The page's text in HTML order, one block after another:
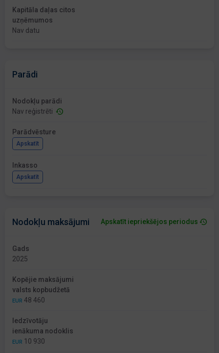
Kapitāla daļas citos
uzņēmumos
Nav datu
Parādi
Nodokļu parādi
Nav reģistrēti
Parādvēsture
Apskatīt
Inkasso
Apskatīt
Nodokļu maksājumi Apskatīt iepriekšējos periodus
Gads
2025
Kopējie maksājumi
valsts kopbudžetā
EUR 48 460
Iedzīvotāju
ienākuma nodoklis
EUR 10 930